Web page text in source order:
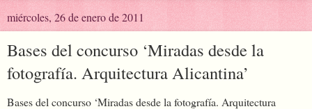
miércoles, 26 de enero de 2011
Bases del concurso ‘Miradas desde la
fotografía. Arquitectura Alicantina’
Bases del concurso ‘Miradas desde la fotografía. Arquitectura